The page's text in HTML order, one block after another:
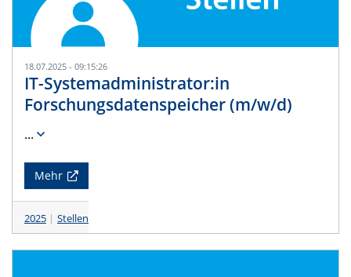
18.07.2025 - 09:15:26
IT-Systemadministrator:in
Forschungsdatenspeicher (m/w/d)
...
Mehr
2025 Stellen